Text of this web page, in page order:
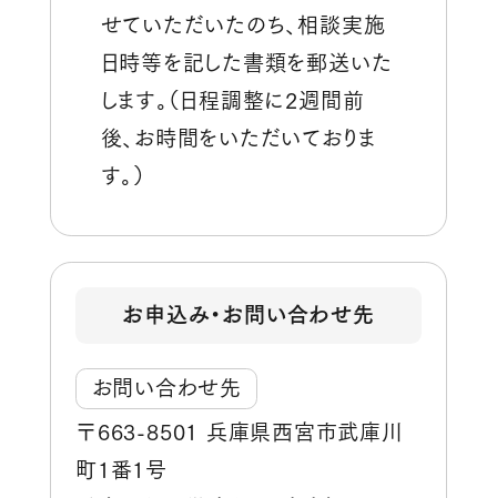
せていただいたのち、相談実施
日時等を記した書類を郵送いた
します。（日程調整に2週間前
後、お時間をいただいておりま
す。）
お申込み・お問い合わせ先
お問い合わせ先
〒663-8501 兵庫県西宮市武庫川
町1番1号